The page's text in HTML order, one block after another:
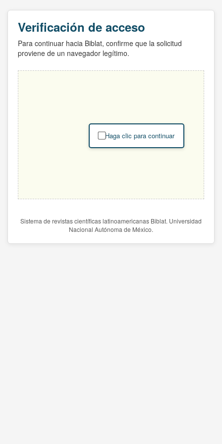
Verificación de acceso
Para continuar hacia Biblat, confirme que la solicitud
proviene de un navegador legítimo.
Haga clic para continuar
Sistema de revistas científicas latinoamericanas Biblat. Universidad
Nacional Autónoma de México.